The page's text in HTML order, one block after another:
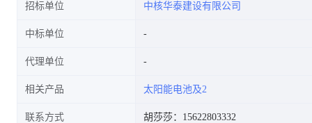
招标单位 中核华泰建设有限公司
中标单位
代理单位
相关产品 太阳能电池及2
联系方式 胡莎莎：15622803332